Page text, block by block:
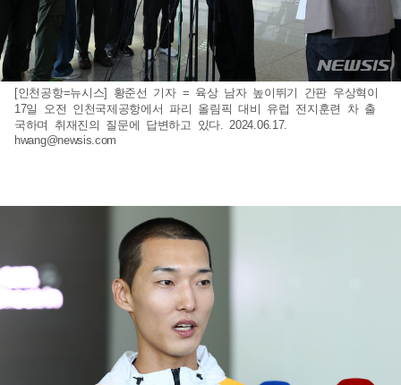
[인천공항=뉴시스] 황준선 기자 = 육상 남자 높이뛰기 간판 우상혁이
17일 오전 인천국제공항에서 파리 올림픽 대비 유럽 전지훈련 차 출
국하며 취재진의 질문에 답변하고 있다. 2024.06.17.
hwang@newsis.com